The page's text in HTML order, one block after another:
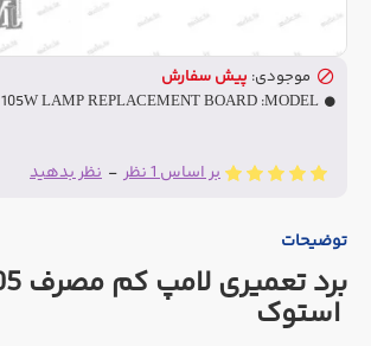
بر اساس 1 نظر - نظر بدهید
موجودی: پیش سفارش
MODEL:
105W LAMP REPLACEMENT BOARD
توضیحات
استوک